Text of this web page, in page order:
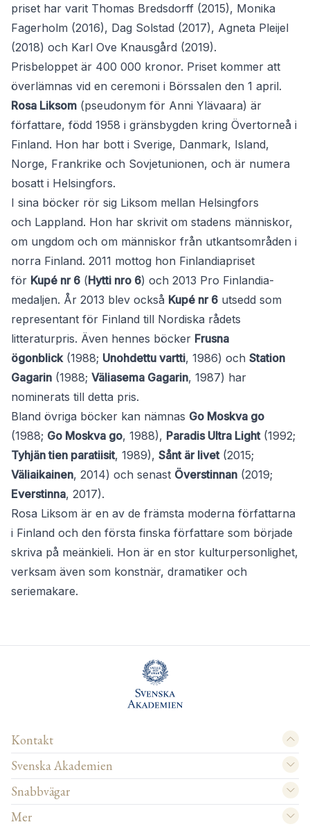
priset har varit Thomas Bredsdorff (2015), Monika
Fagerholm (2016), Dag Solstad (2017), Agneta Pleijel
(2018) och Karl Ove Knausgård (2019).
Prisbeloppet är 400 000 kronor. Priset kommer att
överlämnas vid en ceremoni i Börssalen den 1 april.
Rosa Liksom (pseudonym för Anni Ylävaara) är
författare, född 1958 i gränsbygden kring Övertorneå i
Finland. Hon har bott i Sverige, Danmark, Island,
Norge, Frankrike och Sovjetunionen, och är numera
bosatt i Helsingfors.
I sina böcker rör sig Liksom mellan Helsingfors
och Lappland. Hon har skrivit om stadens människor,
om ungdom och om människor från utkantsområden i
norra Finland. 2011 mottog hon Finlandiapriset
för Kupé nr 6 (Hytti nro 6) och 2013 Pro Finlandia-
medaljen. År 2013 blev också Kupé nr 6 utsedd som
representant för Finland till Nordiska rådets
litteraturpris. Även hennes böcker Frusna
ögonblick(1988; Unohdettu vartti, 1986) och Station
Gagarin (1988; Väliasema Gagarin, 1987) har
nominerats till detta pris.
Bland övriga böcker kan nämnas Go Moskva go
(1988; Go Moskva go, 1988), Paradis Ultra Light(1992;
Tyhjän tien paratiisit, 1989), Sånt är livet(2015;
Väliaikainen, 2014) och senast Överstinnan (2019;
Everstinna, 2017).
Rosa Liksom är en av de främsta moderna författarna
i Finland och den första finska författare som började
skriva på meänkieli. Hon är en stor kulturpersonlighet,
verksam även som konstnär, dramatiker och
seriemakare.
Kontakt
Svenska Akademien
Snabbvägar
Mer